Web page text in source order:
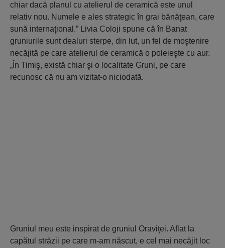
chiar dacă planul cu atelierul de ceramică este unul
relativ nou. Numele e ales strategic în grai bănăţean, care
sună internaţional.” Livia Coloji spune că în Banat
gruniurile sunt dealuri sterpe, din lut, un fel de moştenire
necăjită pe care atelierul de ceramică o poleieşte cu aur.
„În Timiş, există chiar şi o localitate Gruni, pe care
recunosc că nu am vizitat-o niciodată.
Gruniul meu este inspirat de gruniul Oraviţei. Aflat la
capătul străzii pe care m-am născut, e cel mai necăjit loc